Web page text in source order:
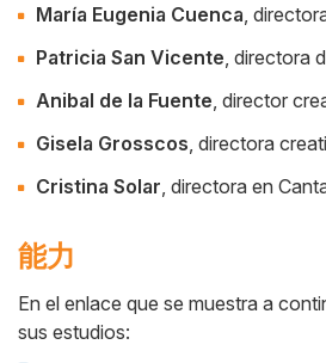
María Eugenia Cuenca ,
Patricia San Vicente , directora
Anibal de la Fuente , director
Gisela Grosscos , directora
Cristina Solar , directora en
能力
En el enlace que se muestra a
sus estudios: